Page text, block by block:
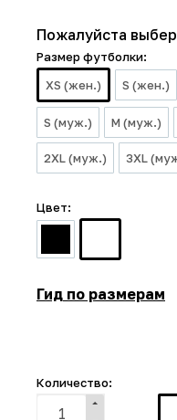
Пожалуйста
Размер футболки:
XS (жен.)
S (жен.)
S (муж.) M (муж.)
2XL (муж.) 3XL
Цвет:
Гид по размерам
Количество: